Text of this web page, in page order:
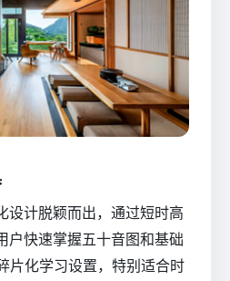
设计脱颖而出，通过短时高
户快速掌握五十音图和基础
片化学习设置，特别适合时